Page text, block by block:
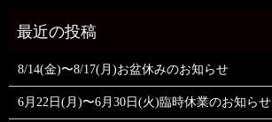
8/14(金)〜8/17(月)お盆休みのお知らせ
6月22日(月)〜6月30日(火)臨時休業のお知らせ